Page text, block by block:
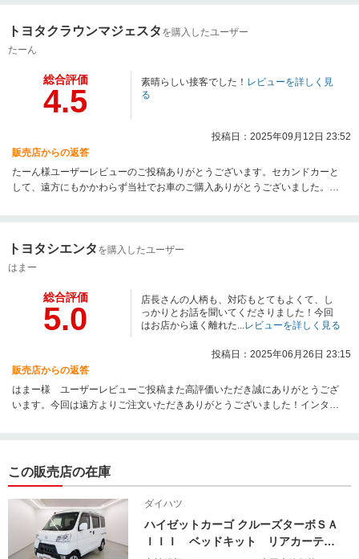
トヨタクラウンマジェスタ を購入したユーザー
たーん
総合評価
4.5
素晴らしい接客でした！ レビューを詳しく見
る
投稿日：2025年09月12日 23:52
販売店からの返答
たーん様ユーザーレビューのご投稿ありがとうございます。セカンドカーと
して、遠方にもかかわらず当社でお車のご購入ありがとうございました。と
トヨタシエンタ を購入したユーザー
はまー
総合評価
5.0
店長さんの人柄も、対応もとてもよくて、し
っかりとお話を聞いてくださりました！今回
はお店から遠く離れた... レビューを詳しく見る
投稿日：2025年06月26日 23:15
販売店からの返答
はまー様 ユーザーレビューご投稿また高評価いただき誠にありがとうござ
います。今回は遠方よりご注文いただきありがとうございました！インター
どはしっかり済ませてますので安心してお乗り下さい。また大阪にお立ち寄
この販売店の在庫
ダイハツ
ハイゼットカーゴ クルーズターボＳＡ
ＩＩＩ ベッドキット リアカーテ